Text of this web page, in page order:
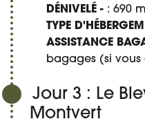
DÉNIVELÉ - : 690 m
TYPE
ASSISTANCE
bagages (si vous
Jour 3 : Le
Montvert